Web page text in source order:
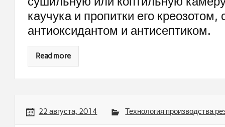
каучука и пропитки его
антиоксидантом и антисептиком.
Read more
22 августа, 2014 Технология производства